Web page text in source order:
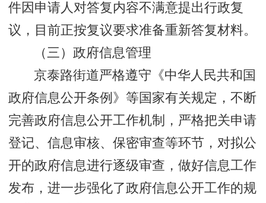
件因申请人对答复内容不满意提出行政复
议，目前正按复议要求准备重新答复材料。
（三）政府信息管理
京泰路街道严格遵守《中华人民共和国
政府信息公开条例》等国家有关规定，不断
完善政府信息公开工作机制，严格把关申请
登记、信息审核、保密审查等环节，对拟公
开的政府信息进行逐级审查，做好信息工作
发布，进一步强化了政府信息公开工作的规